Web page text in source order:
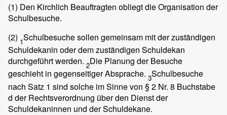
(1) Den Kirchlich Beauftragten obliegt die Organisation der
Schulbesuche.
(2) 1Schulbesuche sollen gemeinsam mit der zuständigen
Schuldekanin oder dem zuständigen Schuldekan
durchgeführt werden. 2Die Planung der Besuche
geschieht in gegenseitiger Absprache. 3Schulbesuche
nach Satz 1 sind solche im Sinne von § 2 Nr. 8 Buchstabe
d der Rechtsverordnung über den Dienst der
Schuldekaninnen und der Schuldekane.